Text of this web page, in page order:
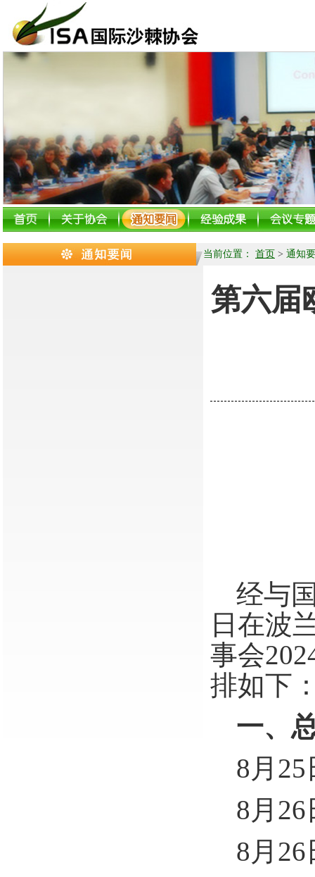
当前位置： 首页 > 通知
第六届
经与
日在波
事会
排如下
一、
8 月 25
8 月 26
8 月 26